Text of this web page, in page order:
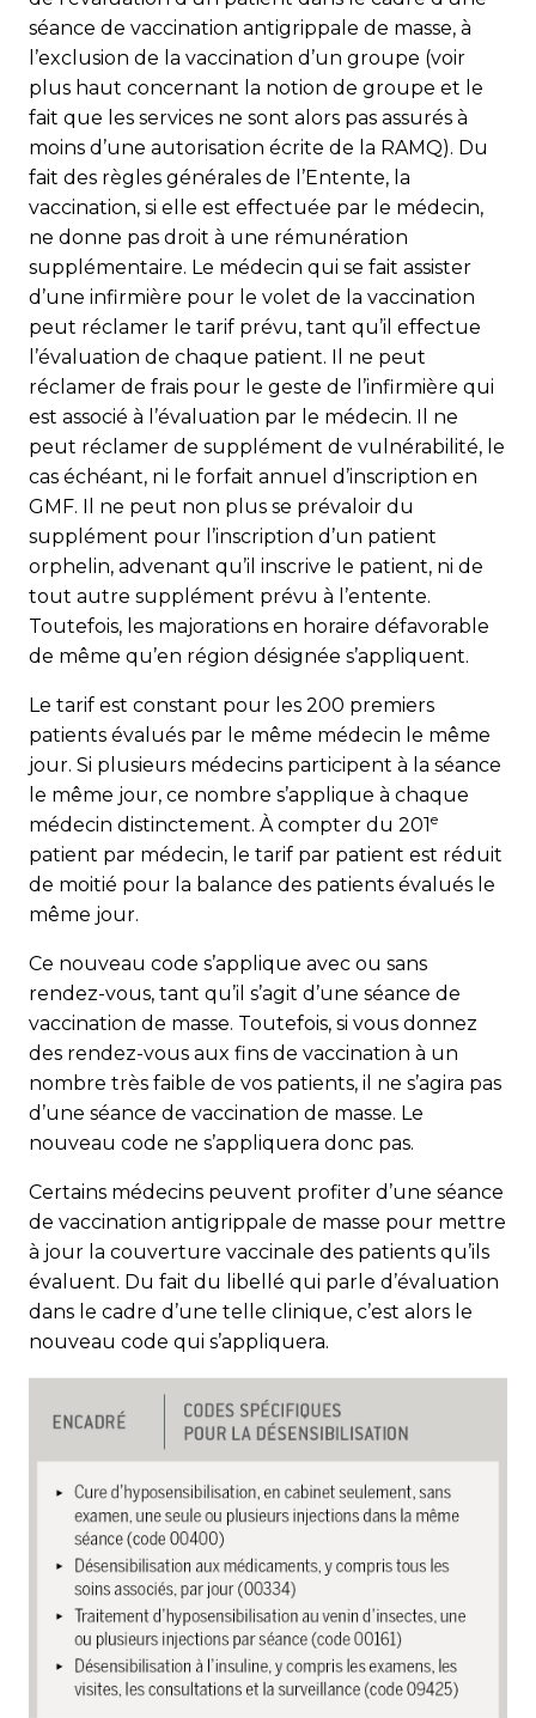
séance de vaccination antigrippale de masse, à
l’exclusion de la vaccination d’un groupe (voir
plus haut concernant la notion de groupe et le
fait que les services ne sont alors pas assurés à
moins d’une autorisation écrite de la RAMQ). Du
fait des règles générales de l’Entente, la
vaccination, si elle est effectuée par le médecin,
ne donne pas droit à une rémunération
supplémentaire. Le médecin qui se fait assister
d’une infirmière pour le volet de la vaccination
peut réclamer le tarif prévu, tant qu’il effectue
l’évaluation de chaque patient. Il ne peut
réclamer de frais pour le geste de l’infirmière qui
est associé à l’évaluation par le médecin. Il ne
peut réclamer de supplément de vulnérabilité, le
cas échéant, ni le forfait annuel d’inscription en
GMF. Il ne peut non plus se prévaloir du
supplément pour l’inscription d’un patient
orphelin, advenant qu’il inscrive le patient, ni de
tout autre supplément prévu à l’entente.
Toutefois, les majorations en horaire défavorable
de même qu’en région désignée s’appliquent.
Le tarif est constant pour les 200 premiers
patients évalués par le même médecin le même
jour. Si plusieurs médecins participent à la séance
le même jour, ce nombre s’applique à chaque
médecin distinctement. À compter du 201e
patient par médecin, le tarif par patient est réduit
de moitié pour la balance des patients évalués le
même jour.
Ce nouveau code s’applique avec ou sans
rendez-vous, tant qu’il s’agit d’une séance de
vaccination de masse. Toutefois, si vous donnez
des rendez-vous aux fins de vaccination à un
nombre très faible de vos patients, il ne s’agira pas
d’une séance de vaccination de masse. Le
nouveau code ne s’appliquera donc pas.
Certains médecins peuvent profiter d’une séance
de vaccination antigrippale de masse pour mettre
à jour la couverture vaccinale des patients qu’ils
évaluent. Du fait du libellé qui parle d’évaluation
dans le cadre d’une telle clinique, c’est alors le
nouveau code qui s’appliquera.